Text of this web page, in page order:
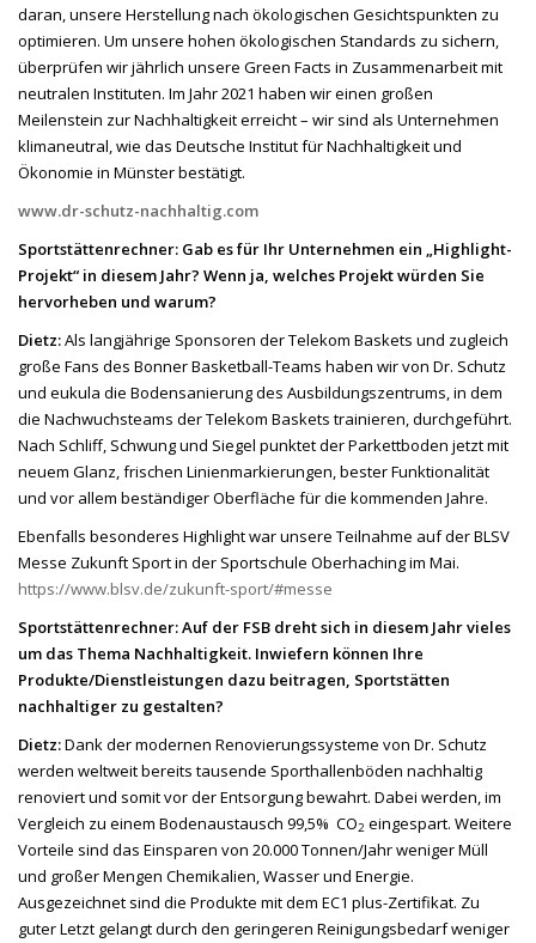
daran, unsere Herstellung nach ökologischen Gesichtspunkten zu
optimieren. Um unsere hohen ökologischen Standards zu sichern,
überprüfen wir jährlich unsere Green Facts in Zusammenarbeit mit
neutralen Instituten. Im Jahr 2021 haben wir einen großen
Meilenstein zur Nachhaltigkeit erreicht – wir sind als Unternehmen
klimaneutral, wie das Deutsche Institut für Nachhaltigkeit und
Ökonomie in Münster bestätigt.
www.dr-schutz-nachhaltig.com
Sportstättenrechner: Gab es für Ihr Unternehmen ein „Highlight-
Projekt“ in diesem Jahr? Wenn ja, welches Projekt würden Sie
hervorheben und warum?
Dietz:Als langjährige Sponsoren der Telekom Baskets und zugleich
große Fans des Bonner Basketball-Teams haben wir von Dr. Schutz
und eukula die Bodensanierung des Ausbildungszentrums, in dem
die Nachwuchsteams der Telekom Baskets trainieren, durchgeführt.
Nach Schliff, Schwung und Siegel punktet der Parkettboden jetzt mit
neuem Glanz, frischen Linienmarkierungen, bester Funktionalität
und vor allem beständiger Oberfläche für die kommenden Jahre.
Ebenfalls besonderes Highlight war unsere Teilnahme auf der BLSV
Messe Zukunft Sport in der Sportschule Oberhaching im Mai.
https://www.blsv.de/zukunft-sport/#messe
Sportstättenrechner:Auf der FSB dreht sich in diesem Jahr vieles
um das Thema Nachhaltigkeit. Inwiefern können Ihre
Produkte/Dienstleistungen dazu beitragen, Sportstätten
nachhaltiger zu gestalten?
Dietz:Dank der modernen Renovierungssysteme von Dr. Schutz
werden weltweit bereits tausende Sporthallenböden nachhaltig
renoviert und somit vor der Entsorgung bewahrt. Dabei werden, im
Vergleich zu einem Bodenaustausch 99,5% CO2 eingespart. Weitere
Vorteile sind das Einsparen von 20.000 Tonnen/Jahr weniger Müll
und großer Mengen Chemikalien, Wasser und Energie.
Ausgezeichnet sind die Produkte mit dem EC1 plus-Zertifikat. Zu
guter Letzt gelangt durch den geringeren Reinigungsbedarf weniger